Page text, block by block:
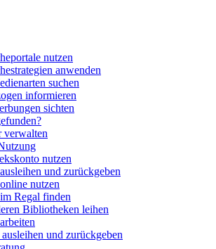
nutzen
anwenden
suchen
informieren
sichten
verwalten
nutzen
und zurückgeben
nutzen
Regal finden
Bibliotheken leihen
und zurückgeben